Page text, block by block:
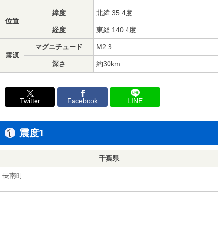
位置
緯度 北緯 35.4度
経度 東経 140.4度
震源
マグニチュード M2.3
深さ 約30km
Twitter Facebook LINE
震度1
千葉県
長南町